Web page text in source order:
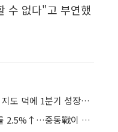
수 없다"고 부연했
李, 노벨경제학상 하윗 만나 “간접 지도 덕에 1분기 성장률 세계 1위”
KDI "반도체 호조로 올해 韓성장률 2.5%↑…중동戰이 0.5%p 낮춰"